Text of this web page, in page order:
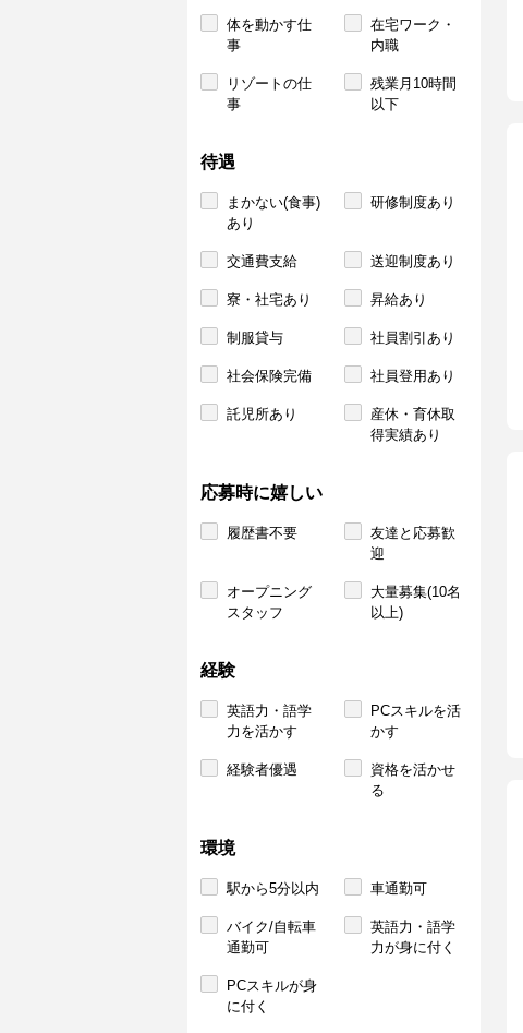
体を動かす仕
事
在宅ワーク・
内職
リゾートの仕
事
残業月10時間
以下
待遇
まかない(食事)
あり
研修制度あり
交通費支給 送迎制度あり
寮・社宅あり 昇給あり
制服貸与 社員割引あり
社会保険完備 社員登用あり
託児所あり
産休・育休取
得実績あり
応募時に嬉しい
履歴書不要
友達と応募歓
迎
オープニング
スタッフ
大量募集(10名
以上)
経験
英語力・語学
力を活かす
PCスキルを活
かす
経験者優遇
資格を活かせ
る
環境
駅から5分以内 車通勤可
バイク/自転車
通勤可
英語力・語学
力が身に付く
PCスキルが身
に付く